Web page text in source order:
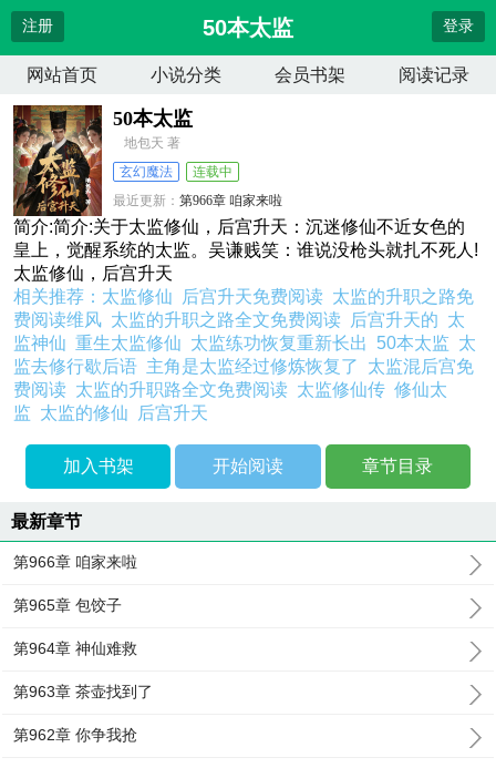
注册 50本太监 登录
网站首页 小说分类 会员书架 阅读记录
50本太监
地包天 著
玄幻魔法
连载中
最近更新：第966章 咱家来啦
更新时间：2026-07-22 23:41:32
简介:简介:关于太监修仙，后宫升天：沉迷修仙不近女色的
皇上，觉醒系统的太监。吴谦贱笑：谁说没枪头就扎不死人!
太监修仙，后宫升天
相关推荐： 太监修仙 后宫升天免费阅读 太监的升职之路免
费阅读维风 太监的升职之路全文免费阅读 后宫升天的 太
监神仙重生太监修仙 太监练功恢复重新长出 50本太监 太
监去修行歇后语 主角是太监经过修炼恢复了 太监混后宫免
费阅读 太监的升职路全文免费阅读 太监修仙传修仙太
监 太监的修仙 后宫升天
加入书架 开始阅读 章节目录
最新章节
第966章 咱家来啦
第965章 包饺子
第964章 神仙难救
第963章 茶壶找到了
第962章 你争我抢